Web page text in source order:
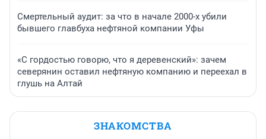
Смертельный аудит: за что в начале 2000-х убили
бывшего главбуха нефтяной компании Уфы
«С гордостью говорю, что я деревенский»: зачем
северянин оставил нефтяную компанию и переехал в
глушь на Алтай
ЗНАКОМСТВА